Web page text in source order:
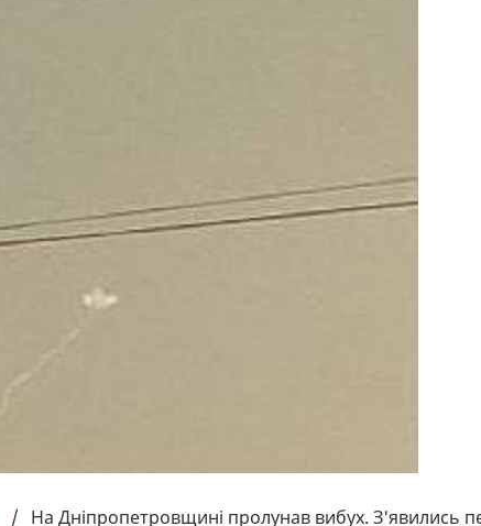
/ На Дніпропетровщині пролунав вибух. З'явились